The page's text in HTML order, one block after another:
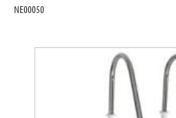
NE00050